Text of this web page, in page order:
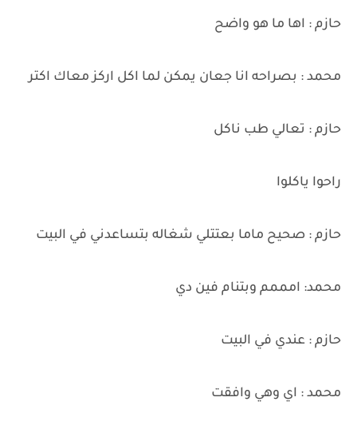
حازم : اها ما هو واضح
محمد : بصراحه انا جعان يمكن لما اكل اركز معاك اكتر
حازم : تعالي طب ناكل
راحوا ياكلوا
حازم : صحيح ماما بعتتلي شغاله بتساعدني في البيت
محمد: امممم وبتنام فين دي
حازم : عندي في البيت
محمد : اي وهي وافقت